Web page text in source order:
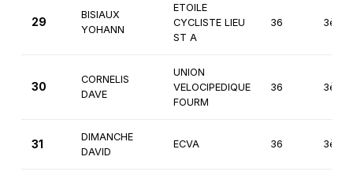
29
BISIAUX
YOHANN
ETOILE
CYCLISTE LIEU
ST A
36 3ème
30
CORNELIS
DAVE
UNION
VELOCIPEDIQUE
FOURM
36 3ème
31
DIMANCHE
DAVID
ECVA 36 3ème